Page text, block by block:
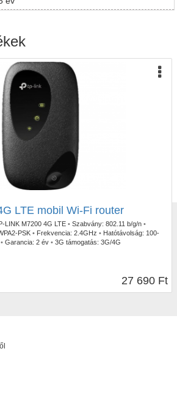
LTE mobil Wi-Fi router
LINK M7200 4G LTE • Szabvány: 802.11 b/g/n •
PSK • Frekvencia: 2.4GHz • Hatótávolság: 100-
• Garancia: 2 év • 3G támogatás: 3G/4G
27 690 Ft